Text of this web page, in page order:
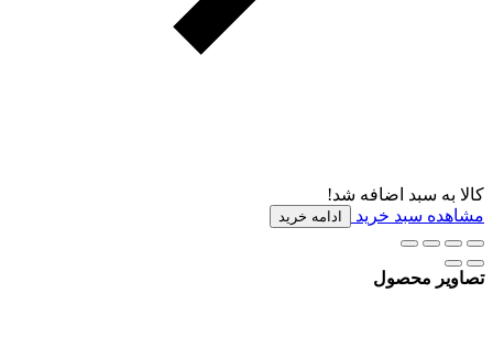
کالا به سبد اضافه شد!
مشاهده سبد خرید
ادامه خرید
تصاویر محصول